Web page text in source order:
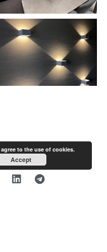
to the use of cookies.
Accept